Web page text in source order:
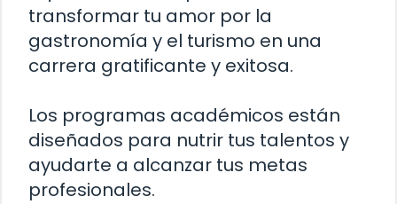
transformar tu amor por la
gastronomía y el turismo en una
carrera gratificante y exitosa.
Los programas académicos están
diseñados para nutrir tus talentos y
ayudarte a alcanzar tus metas
profesionales.